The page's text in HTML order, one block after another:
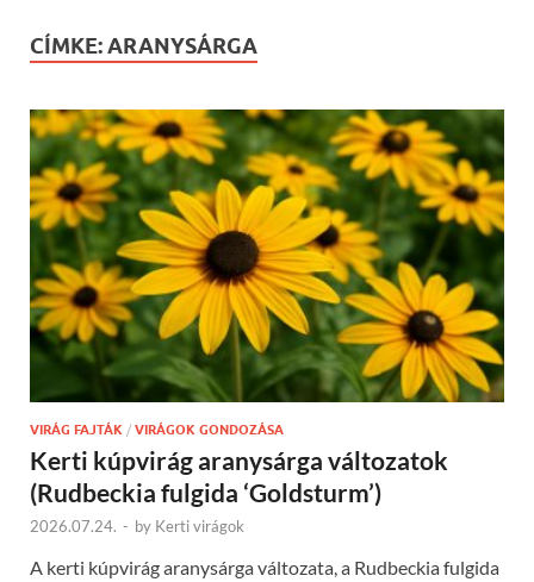
CÍMKE:ARANYSÁRGA
VIRÁG FAJTÁK / VIRÁGOK GONDOZÁSA
Kerti kúpvirág aranysárga változatok
(Rudbeckia fulgida ‘Goldsturm’)
2026.07.24. - by Kerti virágok
A kerti kúpvirág aranysárga változata, a Rudbeckia fulgida